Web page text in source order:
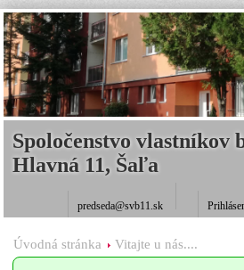
Spoločenstvo vlastníkov
Hlavná 11, Šaľa
predseda@svb11.sk
Úvodná stránka Vitajte u nás....